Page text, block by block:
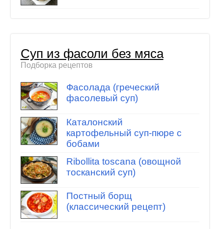
Суп из фасоли без мяса
Подборка рецептов
Фасолада (греческий
фасолевый суп)
Каталонский
картофельный суп-пюре с
бобами
Ribollita toscana (овощной
тосканский суп)
Постный борщ
(классический рецепт)